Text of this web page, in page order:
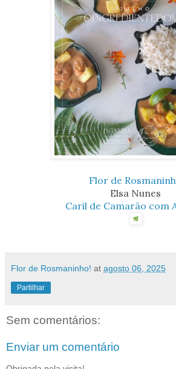
Flor de
Elsa Nunes
Caril de Camarão com
Flor de Rosmaninho! at agosto 06, 2025
Partilhar
Sem comentários:
Enviar um comentário